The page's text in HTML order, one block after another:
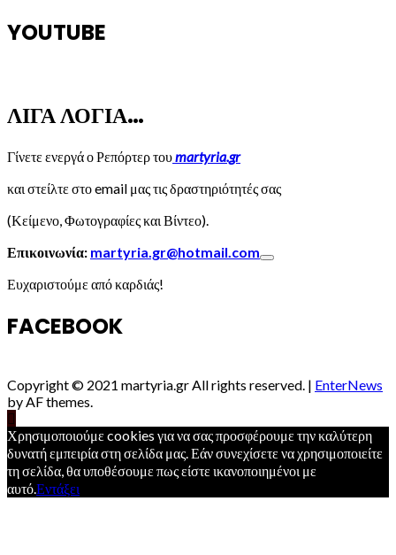
YOUTUBE
ΛΙΓΑ ΛΟΓΙΑ…
Γίνετε ενεργά ο Ρεπόρτερ τουmartyria.gr
και στείλτε στο email μας τις δραστηριότητές σας
(Κείμενο, Φωτογραφίες και Βίντεο).
Επικοινωνία: martyria.gr@hotmail.com
Ευχαριστούμε από καρδιάς!
FACEBOOK
Copyright © 2021 martyria.gr All rights reserved. | EnterNews
by AF themes.
Χρησιμοποιούμε cookies για να σας προσφέρουμε την καλύτερη
δυνατή εμπειρία στη σελίδα μας. Εάν συνεχίσετε να χρησιμοποιείτε
τη σελίδα, θα υποθέσουμε πως είστε ικανοποιημένοι με
αυτό.Εντάξει